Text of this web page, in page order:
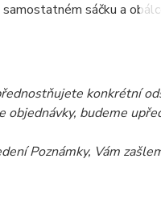
sáčku a
konkrétní
objednávky, budeme
Poznámky, Vám